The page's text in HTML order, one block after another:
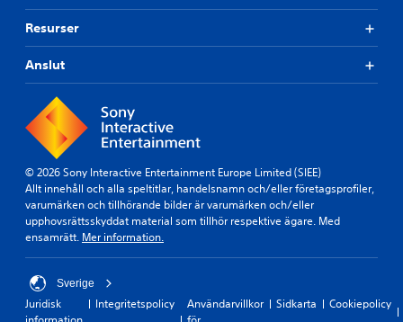
Resurser
Anslut
© 2026 Sony Interactive Entertainment Europe Limited (SIEE)
Allt innehåll och alla speltitlar, handelsnamn och/eller företagsprofiler,
varumärken och tillhörande bilder är varumärken och/eller
upphovsrättsskyddat material som tillhör respektive ägare. Med
ensamrätt. Mer information.
Sverige
Juridisk
Integritetspolicy
Användarvillkor
Sidkarta Cookiepolicy